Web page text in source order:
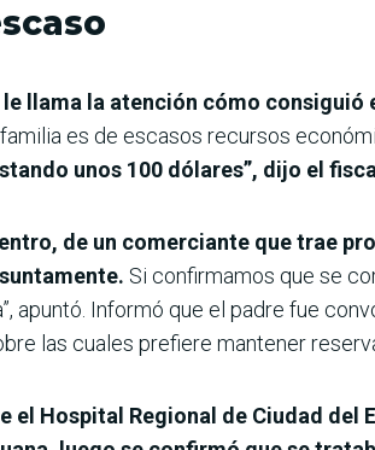
llama la atención cómo
es de escasos recursos
unos 100 dólares”, dijo el
de un comerciante que trae
Si confirmamos que se
apuntó. Informó que el padre fue
las cuales prefiere mantener
el Hospital Regional de Ciudad del